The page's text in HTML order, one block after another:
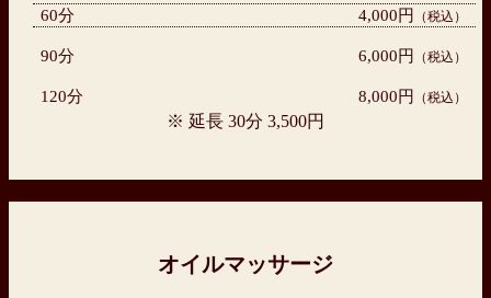
60分 4,000円 （税込）
90分 6,000円 （税込）
120分 8,000円 （税込）
※ 延長 30分 3,500円
オイルマッサージ